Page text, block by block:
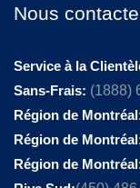
Nous
Service à la
Sans-Frais: (1888)
Région de
Région de
Région de